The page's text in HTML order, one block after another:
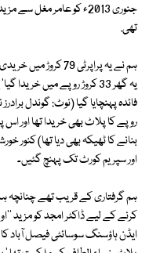
جنوری 2013ء کو عامر مغل
تھی.
ہم نے یہ پراپرٹی 79
روپے کا پلاٹ بھی خریدا تھا اور
بنانے کا ٹھیکہ بھی دیا تھا) کنور
اور سپریم کورٹ تک پہنچ گئیں۔
ہم گرفتاری کے قریب تھے چنانچہ